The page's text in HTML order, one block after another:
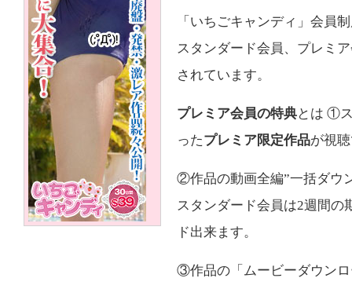
「いちごキャンディ」会員
スタンダード会員、プレミ
されています。
プレミア会員の特典とは ①
ったプレミア限定作品が視
②作品の動画全編”一括ダウ
スタンダード会員は2週間の
ド出来ます。
③作品の「ムービーダウン